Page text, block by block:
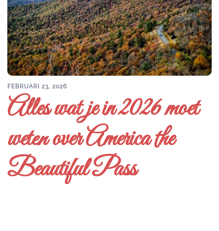
FEBRUARI 23, 2026
Alles wat je in 2026 moet
weten over America the
Beautiful Pass